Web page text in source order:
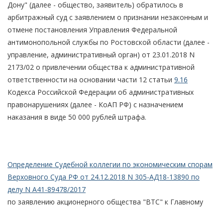
Дону" (далее - общество, заявитель) обратилось в
арбитражный суд с заявлением о признании незаконным и
отмене постановления Управления Федеральной
антимонопольной службы по Ростовской области (далее -
управление, административный орган) от 23.01.2018 N
2173/02 о привлечении общества к административной
ответственности на основании части 12 статьи 9.16
Кодекса Российской Федерации об административных
правонарушениях (далее - КоАП РФ) с назначением
наказания в виде 50 000 рублей штрафа.
Определение Судебной коллегии по экономическим спорам
Верховного Суда РФ от 24.12.2018 N 305-АД18-13890 по
делу N А41-89478/2017
по заявлению акционерного общества "ВТС" к Главному